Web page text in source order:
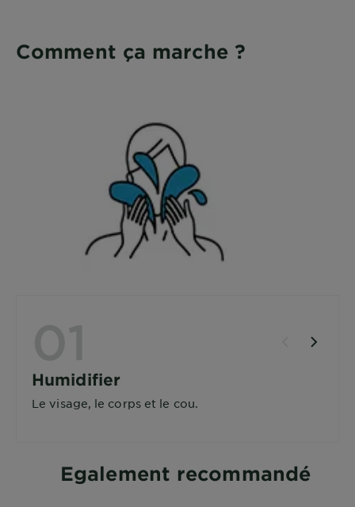
Comment ça marche ?
Humidifier
Le visage, le corps et le cou.
Egalement recommandé